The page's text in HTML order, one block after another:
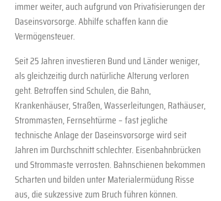
immer weiter, auch aufgrund von Privatisierungen der
Daseinsvorsorge. Abhilfe schaffen kann die
Vermögensteuer.
Seit 25 Jahren investieren Bund und Länder weniger,
als gleichzeitig durch natürliche Alterung verloren
geht. Betroffen sind Schulen, die Bahn,
Krankenhäuser, Straßen, Wasserleitungen, Rathäuser,
Strommasten, Fernsehtürme – fast jegliche
technische Anlage der Daseinsvorsorge wird seit
Jahren im Durchschnitt schlechter. Eisenbahnbrücken
und Strommaste verrosten. Bahnschienen bekommen
Scharten und bilden unter Materialermüdung Risse
aus, die sukzessive zum Bruch führen können.